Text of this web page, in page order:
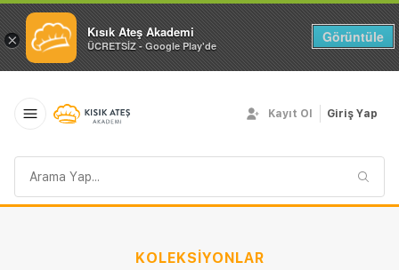
× Kısık Ateş Akademi
ÜCRETSİZ - Google Play'de
Görüntüle
sorgusu
Kayıt Ol Giriş Yap
KOLEKSIYONLAR